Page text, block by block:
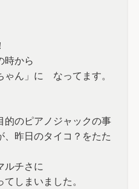
時から
ゃん」に なってます。
のピアノジャックの事
、昨日のタイコ？をたた
チさに
しまいました。